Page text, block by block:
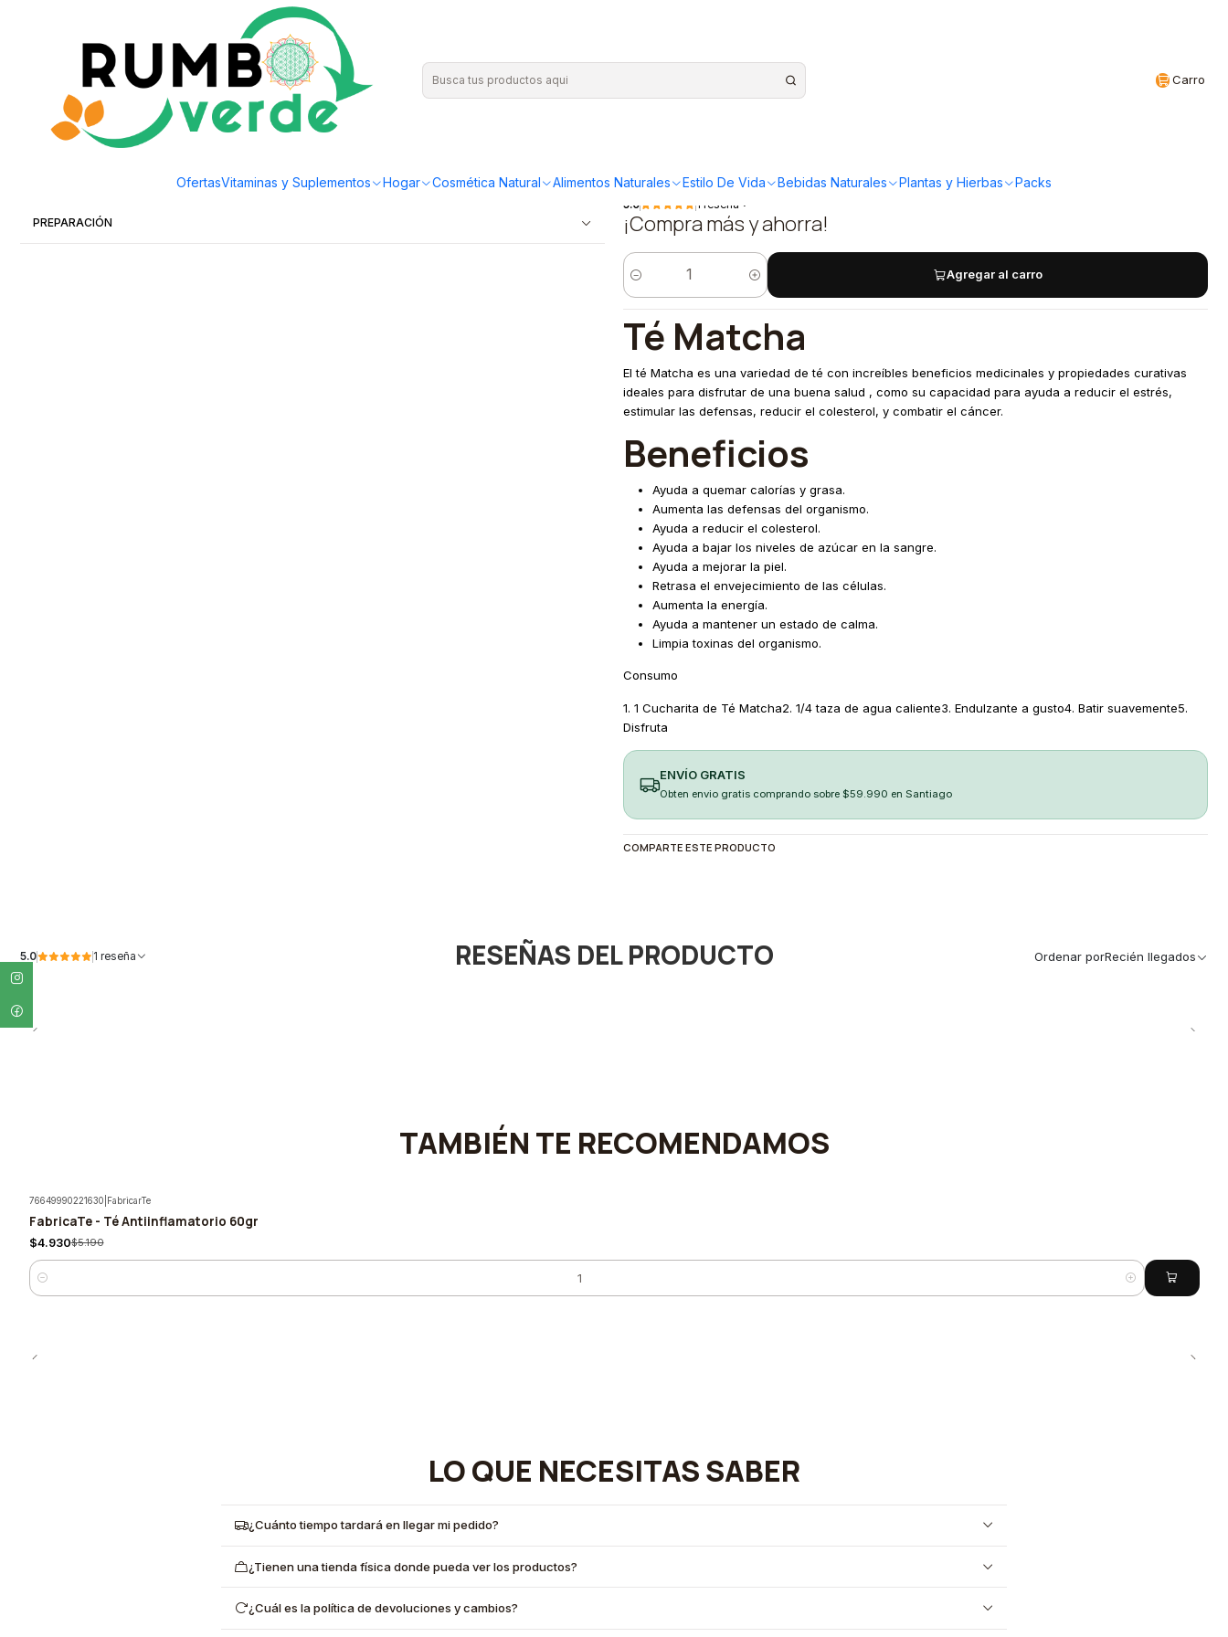
Carro
OfertasVitaminas y Suplementos Hogar Cosmética Natural Alimentos Naturales Estilo De Vida Bebidas Naturales Plantas y Hierbas Packs
Envío gratis por compras sobre los 59.990 en la provincia de Santiago
Bebidas Naturales Té, Café y Mate TÉ MATCHA 150gr Health natural
GENERAL
PREPARACIÓN
natural
5.0 1 reseña
¡Compra más y ahorra!
Cantidad
Agregar al carro
Té Matcha
El té Matcha es una variedad de té con increíbles beneficios medicinales y propiedades curativas
ideales para disfrutar de una buena salud , como su capacidad para ayuda a reducir el estrés,
estimular las defensas, reducir el colesterol, y combatir el cáncer.
Beneficios
Ayuda a quemar calorías y grasa.
Aumenta las defensas del organismo.
Ayuda a reducir el colesterol.
Ayuda a bajar los niveles de azúcar en la sangre.
Ayuda a mejorar la piel.
Retrasa el envejecimiento de las células.
Aumenta la energía.
Ayuda a mantener un estado de calma.
Limpia toxinas del organismo.
Consumo
1. 1 Cucharita de Té Matcha2. 1/4 taza de agua caliente3. Endulzante a gusto4. Batir suavemente5.
Disfruta
ENVÍO GRATIS
Obten envio gratis comprando sobre $59.990 en Santiago
COMPARTE ESTE PRODUCTO
RESEÑAS DEL PRODUCTO
5.0 1 reseña Ordenar porRecién llegados
TAMBIÉN TE RECOMENDAMOS
-5%
76649990221630 FabricarTe
FabricaTe - Té Antiinflamatorio 60gr
$4.930$5.190
Cantidad
LO QUE NECESITAS SABER
¿Cuánto tiempo tardará en llegar mi pedido?
¿Tienen una tienda física donde pueda ver los productos?
¿Cuál es la política de devoluciones y cambios?